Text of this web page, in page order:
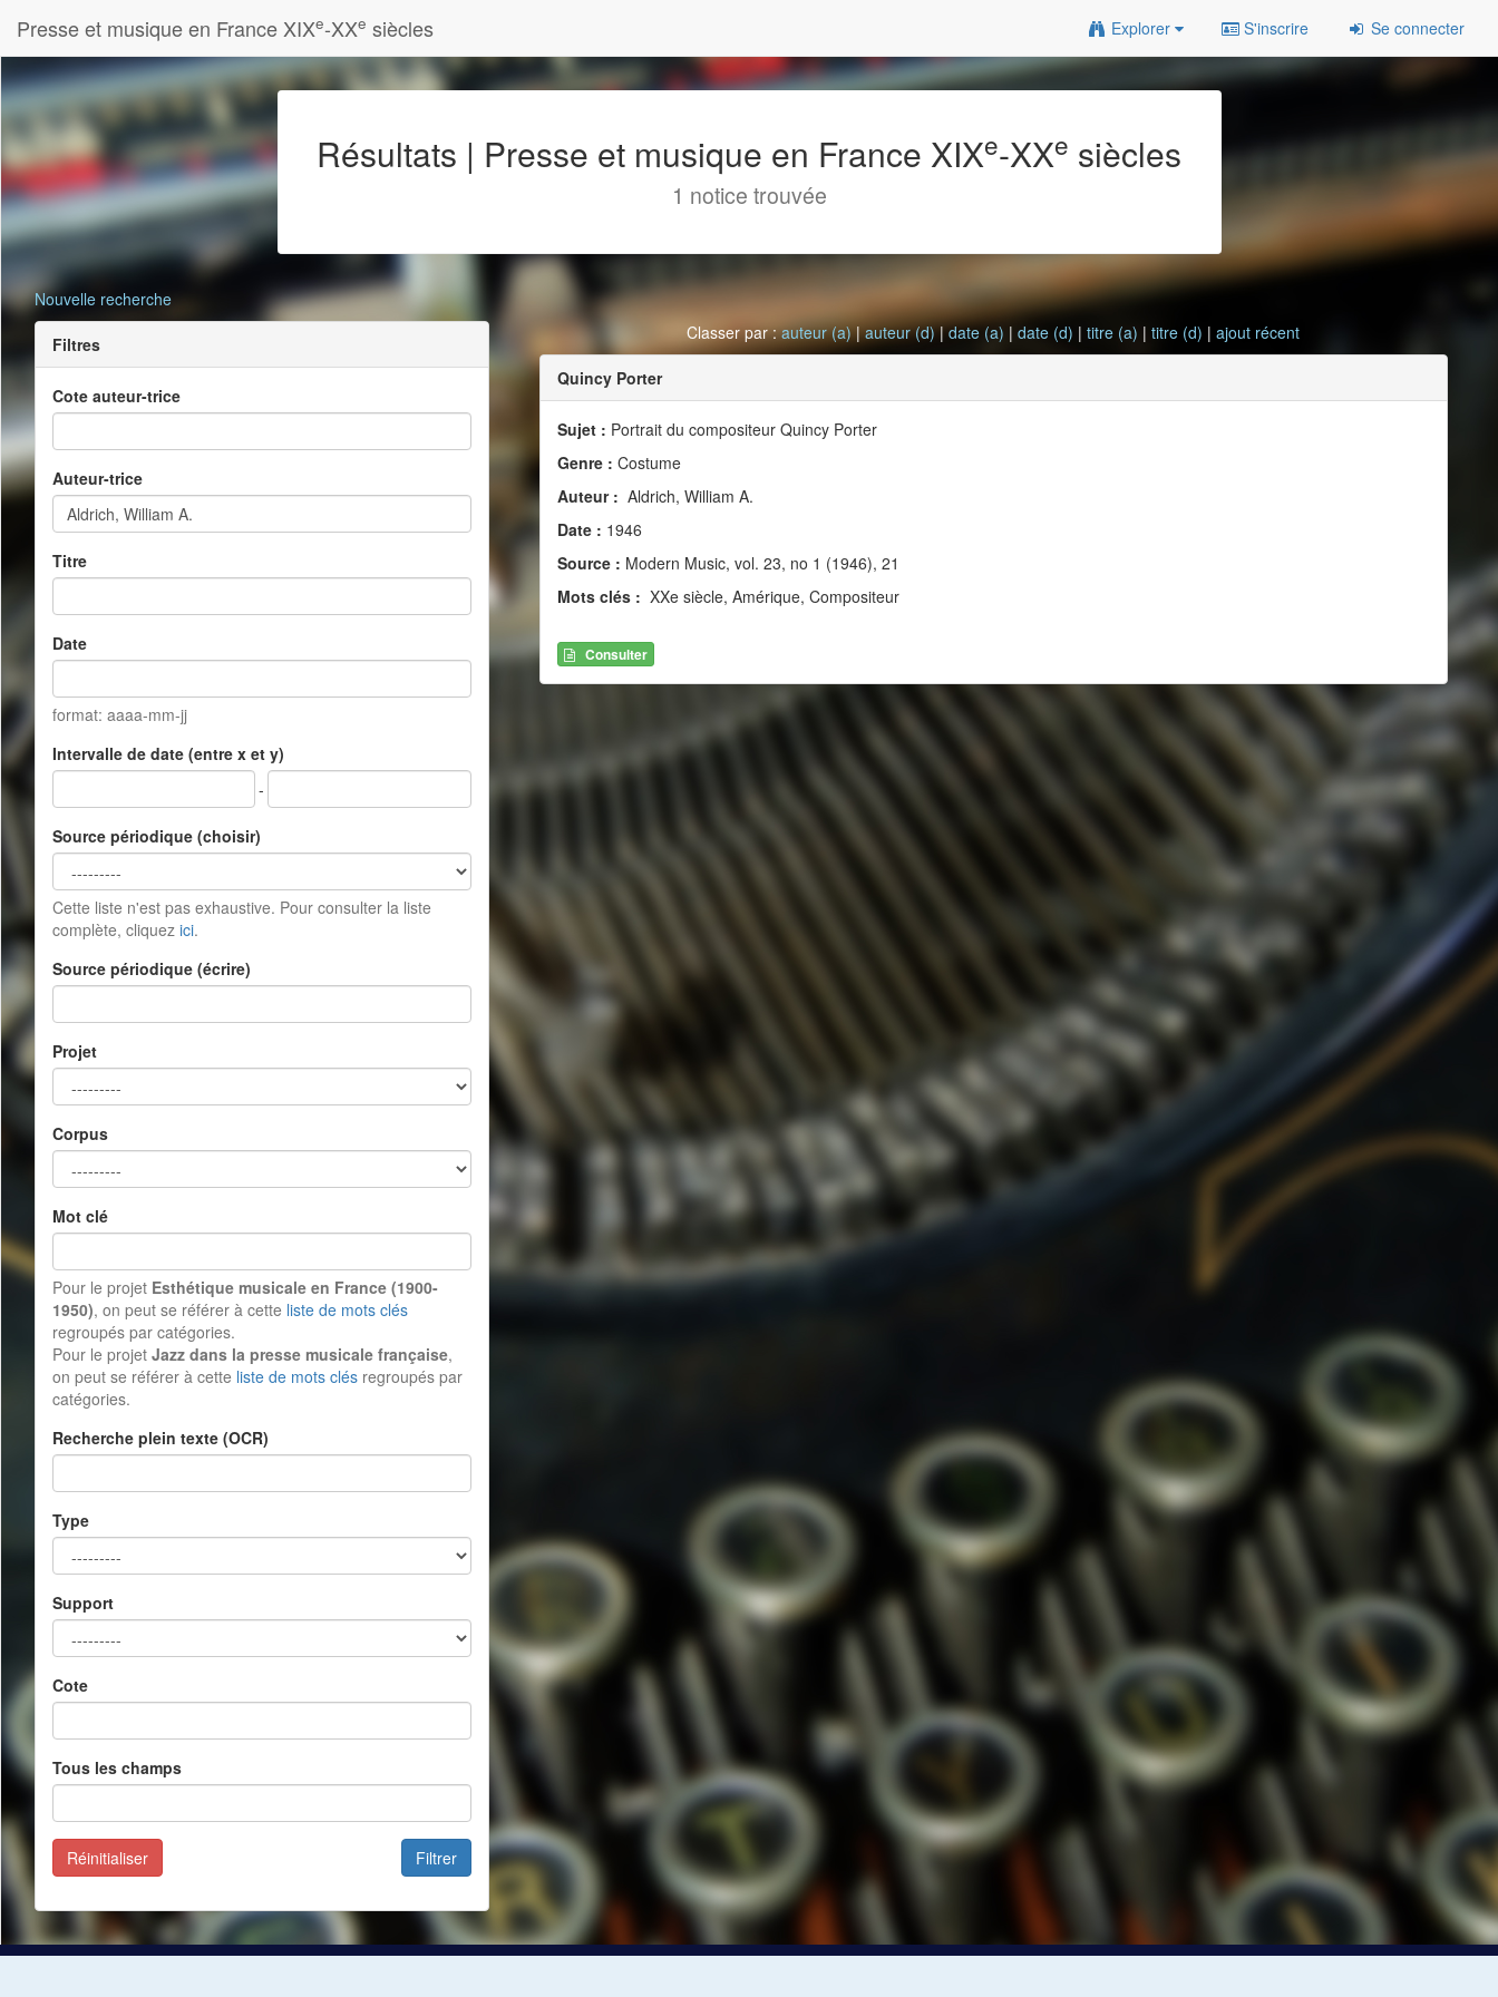
Presse et musique en France XIXe-XXe siècles Explorer S'inscrire Se connecter
Résultats | Presse et musique en France XIXe-XXe siècles
1 notice trouvée
Nouvelle recherche
Filtres
Cote auteur-trice
Auteur-trice
Titre
Date
format: aaaa-mm-jj
Intervalle de date (entre x et y)
-
Source périodique (choisir)
Cette liste n'est pas exhaustive. Pour consulter la liste
complète, cliquez ici.
Source périodique (écrire)
Projet
Corpus
Mot clé
Pour le projet Esthétique musicale en France (1900-
1950), on peut se référer à cette liste de mots clés
regroupés par catégories.
Pour le projet Jazz dans la presse musicale française,
on peut se référer à cette liste de mots clés regroupés par
catégories.
Recherche plein texte (OCR)
Type
Support
Cote
Tous les champs
Filtrer
Réinitialiser
Classer par :auteur (a)|auteur (d)|date (a) |date (d) |titre (a) |titre (d) |ajout récent
Quincy Porter
Sujet : Portrait du compositeur Quincy Porter
Genre : Costume
Auteur : Aldrich, William A.
Date : 1946
Source : Modern Music, vol. 23, no 1 (1946), 21
Mots clés : XXe siècle, Amérique, Compositeur
Consulter